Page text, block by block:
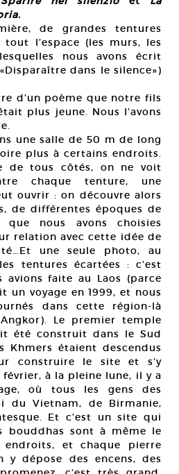
de grandes tentures
tout l’espace (les murs, les
nous avons écrit
dans le silence»)
d’un poème que notre fils
plus jeune. Nous l’avons
une salle de 50 m de long
plus à certains endroits.
de tous côtés, on ne voit
chaque tenture, une
ouvrir : on découvre alors
de différentes époques de
nous avons choisies
relation avec cette idée de
une seule photo, au
tentures écartées : c’est
avions faite au Laos (parce
un voyage en 1999, et nous
dans cette région-là
Le premier temple
été construit dans le Sud
Khmers étaient descendus
construire le site et s’y
à la pleine lune, il y a
où tous les gens des
du Vietnam, de Birmanie,
Et c’est un site qui
bouddhas sont à même le
et chaque pierre
y dépose des encens, des